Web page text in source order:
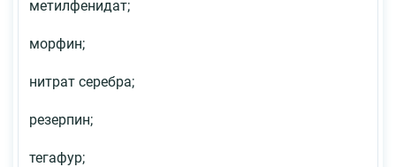
метилфенидат;
морфин;
нитрат серебра;
резерпин;
тегафур;